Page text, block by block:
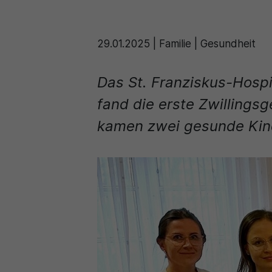
29.01.2025 Familie | Gesundheit
Das St. Franziskus-
fand die erste
kamen zwei gesunde